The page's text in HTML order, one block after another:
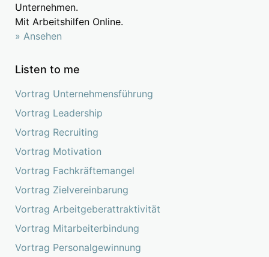
Unternehmen.
Mit Arbeitshilfen Online.
» Ansehen
Listen to me
Vortrag Unternehmensführung
Vortrag Leadership
Vortrag Recruiting
Vortrag Motivation
Vortrag Fachkräftemangel
Vortrag Zielvereinbarung
Vortrag Arbeitgeberattraktivität
Vortrag Mitarbeiterbindung
Vortrag Personalgewinnung